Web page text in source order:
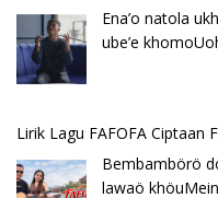
Ena’o natola
ube’e
Lirik Lagu FAFOFA Ciptaan
Bembambörö
lawaö